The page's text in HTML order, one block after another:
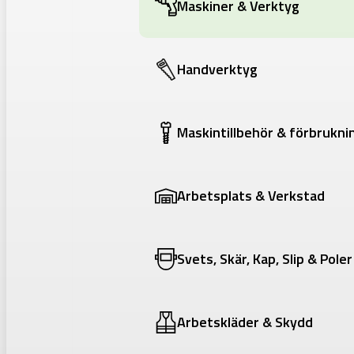
Maskiner & Verktyg
Handverktyg
Maskintillbehör &
Arbetsplats & Verkstad
Svets, Skär, Kap, Slip & Poler
Arbetskläder & Skydd